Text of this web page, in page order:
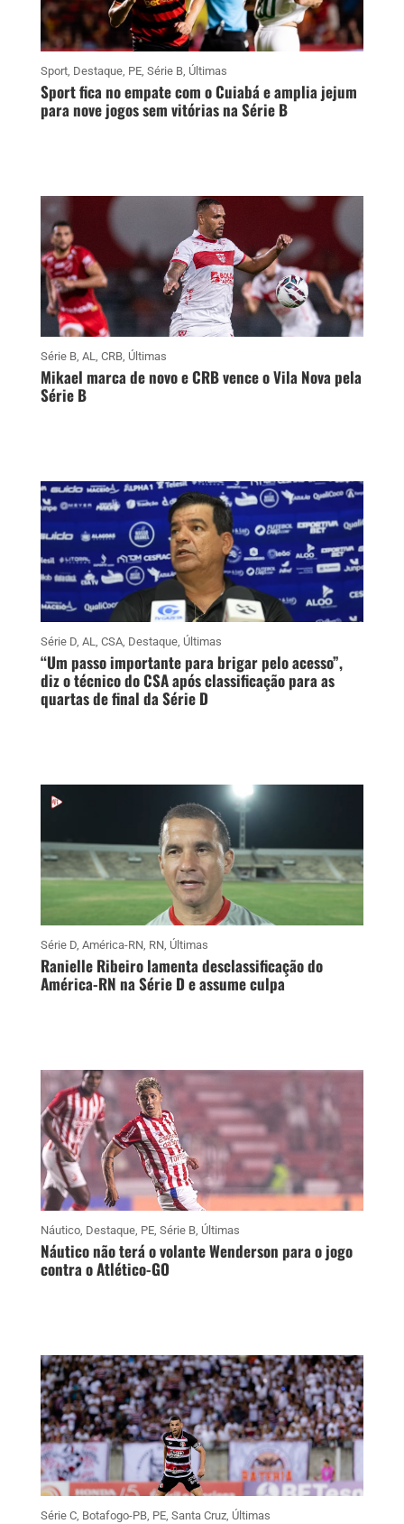
Sport, Destaque, PE, Série B, Últimas
Sport fica no empate com o Cuiabá e amplia jejum
para nove jogos sem vitórias na Série B
Série B, AL, CRB, Últimas
Mikael marca de novo e CRB vence o Vila Nova pela
Série B
Série D, AL, CSA, Destaque, Últimas
“Um passo importante para brigar pelo acesso”,
diz o técnico do CSA após classificação para as
quartas de final da Série D
Série D, América-RN, RN, Últimas
Ranielle Ribeiro lamenta desclassificação do
América-RN na Série D e assume culpa
Náutico, Destaque, PE, Série B, Últimas
Náutico não terá o volante Wenderson para o jogo
contra o Atlético-GO
Série C, Botafogo-PB, PE, Santa Cruz, Últimas